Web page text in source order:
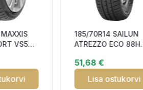
VS5
185/70R14 SAILUN
ATREZZO ECO 88H
51,68 €
Lisa ostukorvi